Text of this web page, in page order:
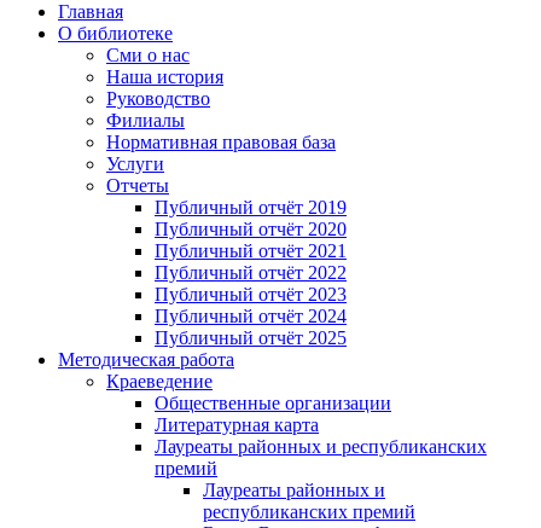
Главная
О библиотеке
Сми о нас
Наша история
Руководство
Филиалы
Нормативная правовая база
Услуги
Отчеты
Публичный отчёт 2019
Публичный отчёт 2020
Публичный отчёт 2021
Публичный отчёт 2022
Публичный отчёт 2023
Публичный отчёт 2024
Публичный отчёт 2025
Методическая работа
Краеведение
Общественные организации
Литературная карта
Лауреаты районных и республиканских
премий
Лауреаты районных и
республиканских премий